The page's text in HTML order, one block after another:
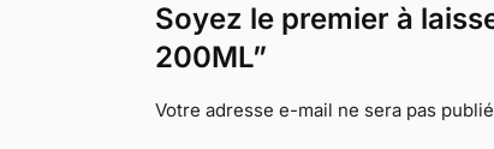
Soyez le premier à
200ML”
Votre adresse e-mail ne sera pas